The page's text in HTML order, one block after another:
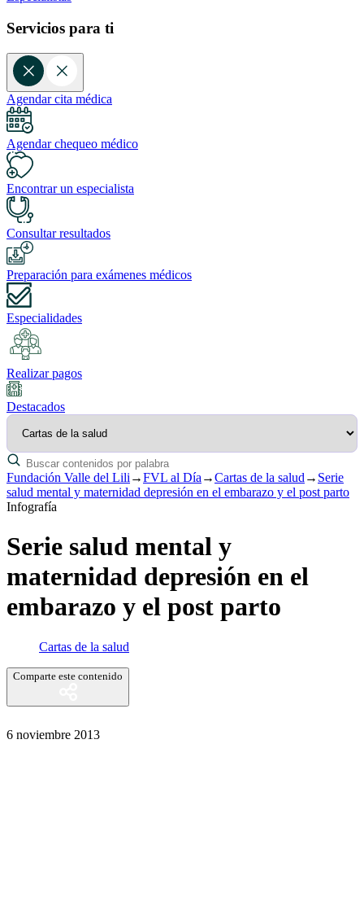
Servicios para ti
Agendar cita médica
Agendar chequeo médico
Encontrar un especialista
Consultar resultados
Preparación para exámenes médicos
Especialidades
Realizar pagos
Destacados
Fundación Valle del Lili →FVL al Día →Cartas de la salud → Serie
salud mental y maternidad depresión en el embarazo y el post parto
Infografía
Serie salud mental y
maternidad depresión en el
embarazo y el post parto
Cartas de la salud
Comparte este contenido
6 noviembre 2013